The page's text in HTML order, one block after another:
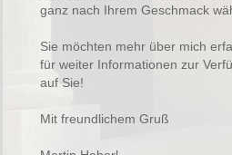
ganz nach Ihrem Geschmack
Sie möchten mehr über mich
für weiter Informationen zur
auf Sie!
Mit freundlichem Gruß